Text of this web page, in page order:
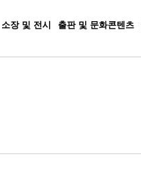
소장 및 전시 출판 및 문화콘텐츠